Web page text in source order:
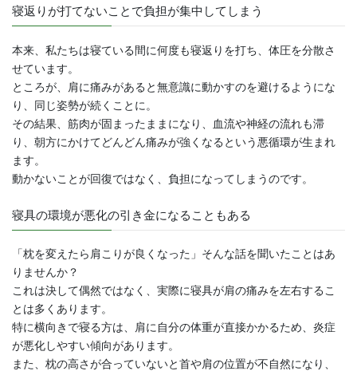
寝返りが打てないことで負担が集中してしまう
本来、私たちは寝ている間に何度も寝返りを打ち、体圧を分散さ
せています。
ところが、肩に痛みがあると無意識に動かすのを避けるようにな
り、同じ姿勢が続くことに。
その結果、筋肉が固まったままになり、血流や神経の流れも滞
り、朝方にかけてどんどん痛みが強くなるという悪循環が生まれ
ます。
動かないことが回復ではなく、負担になってしまうのです。
寝具の環境が悪化の引き金になることもある
「枕を変えたら肩こりが良くなった」そんな話を聞いたことはあ
りませんか？
これは決して偶然ではなく、実際に寝具が肩の痛みを左右するこ
とは多くあります。
特に横向きで寝る方は、肩に自分の体重が直接かかるため、炎症
が悪化しやすい傾向があります。
また、枕の高さが合っていないと首や肩の位置が不自然になり、